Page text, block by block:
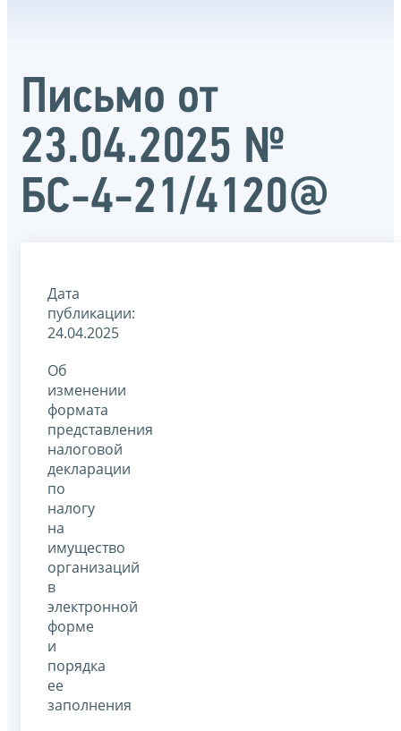
Письмо от
23.04.2025 №
БС-4-21/4120@
Дата
публикации:
24.04.2025
Об
изменении
формата
представления
налоговой
декларации
по
налогу
на
имущество
организаций
в
электронной
форме
и
порядка
ее
заполнения